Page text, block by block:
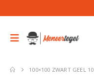
100×100 ZWART GEEL 10